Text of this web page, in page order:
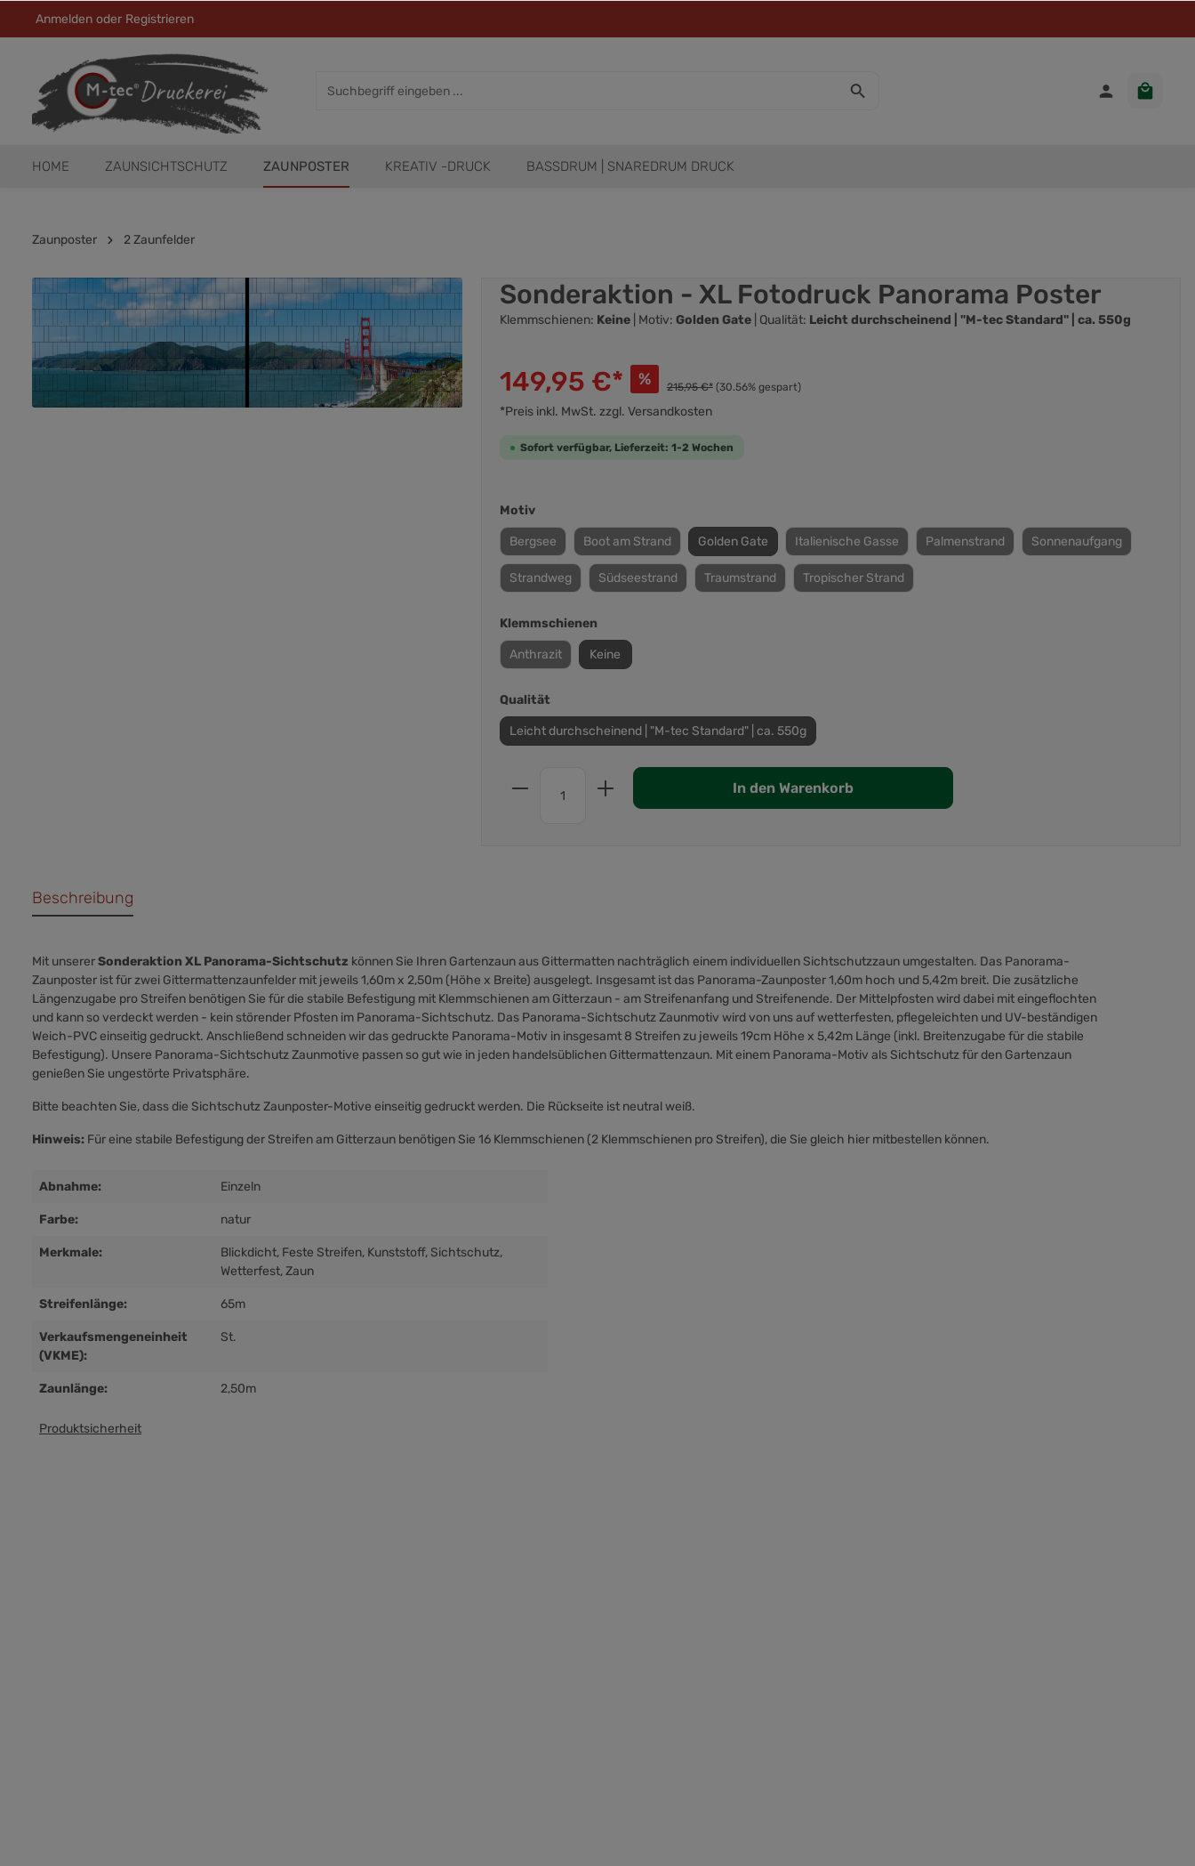
Anmelden oder Registrieren
HOME ZAUNSICHTSCHUTZ ZAUNPOSTER KREATIV -DRUCK BASSDRUM | SNAREDRUM DRUCK
Zaunposter 2 Zaunfelder
Sonderaktion - XL Fotodruck Panorama Poster
Klemmschienen: Keine | Motiv: Golden Gate | Qualität: Leicht durchscheinend | "M-tec Standard" | ca. 550g
149,95 €* % 215,95 €* (30.56% gespart)
*Preis inkl. MwSt. zzgl. Versandkosten
Sofort verfügbar, Lieferzeit: 1-2 Wochen
Motiv
Bergsee Boot am Strand Golden Gate Italienische Gasse Palmenstrand Sonnenaufgang
Strandweg Südseestrand Traumstrand Tropischer Strand
Klemmschienen
Anthrazit Keine
Qualität
Leicht durchscheinend | "M-tec Standard" | ca. 550g
In den Warenkorb
Beschreibung
Mit unsererSonderaktion XL Panorama-Sichtschutz können Sie Ihren Gartenzaun aus Gittermatten nachträglich einem individuellen Sichtschutzzaun umgestalten. Das Panorama-
Zaunposter ist für zwei Gittermattenzaunfelder mit jeweils 1,60m x 2,50m (Höhe x Breite) ausgelegt. Insgesamt ist das Panorama-Zaunposter 1,60m hoch und 5,42m breit. Die zusätzliche
Längenzugabe pro Streifen benötigen Sie für die stabile Befestigung mit Klemmschienen am Gitterzaun - am Streifenanfang und Streifenende. Der Mittelpfosten wird dabei mit eingeflochten
und kann so verdeckt werden - kein störender Pfosten im Panorama-Sichtschutz. Das Panorama-Sichtschutz Zaunmotiv wird von uns auf wetterfesten, pflegeleichten und UV-beständigen
Weich-PVC einseitig gedruckt. Anschließend schneiden wir das gedruckte Panorama-Motiv in insgesamt 8 Streifen zu jeweils 19cm Höhe x 5,42m Länge (inkl. Breitenzugabe für die stabile
Befestigung). Unsere Panorama-Sichtschutz Zaunmotive passen so gut wie in jeden handelsüblichen Gittermattenzaun. Mit einem Panorama-Motiv als Sichtschutz für den Gartenzaun
genießen Sie ungestörte Privatsphäre.
Bitte beachten Sie, dass die Sichtschutz Zaunposter-Motive einseitig gedruckt werden. Die Rückseite ist neutral weiß.
Hinweis: Für eine stabile Befestigung der Streifen am Gitterzaun benötigen Sie 16 Klemmschienen (2 Klemmschienen pro Streifen), die Sie gleich hier mitbestellen können.
Abnahme: Einzeln
Farbe: natur
Merkmale: Blickdicht, Feste Streifen, Kunststoff, Sichtschutz,
Wetterfest, Zaun
Streifenlänge: 65m
Verkaufsmengeneinheit
(VKME):
St.
Zaunlänge: 2,50m
Produktsicherheit